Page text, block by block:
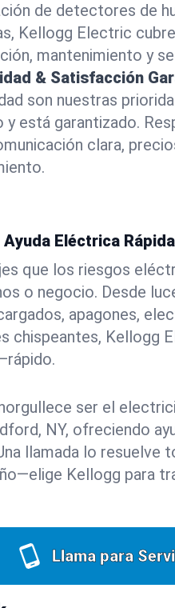
de detectores de
Kellogg Electric
mantenimiento y
& Satisfacción
son nuestras
y está garantizado.
clara,
Ayuda Eléctrica
que los riesgos
o negocio. Desde
apagones,
chispeantes, Kellogg
ser el
NY, ofreciendo
llamada lo resuelve
Kellogg para
Llama para